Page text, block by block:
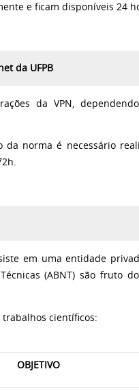
e ficam disponíveis 24
da UFPB
da VPN,
da norma é necessário
em uma entidade
(ABNT) são fruto
científicos:
OBJETIVO